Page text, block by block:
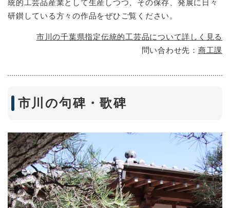
統的工芸品産業として生産しつつ、その保存、発展に日々
研鑚している方々の作品をぜひご覧ください。
市川の千葉県指定伝統的工芸品について詳しく見る
問い合わせ先： 商工課
市川の句碑・歌碑